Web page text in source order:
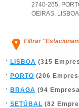
2740-265,
OEIRAS, LISBOA
Filtrar
LISBOA (315
PORTO (206
BRAGA (94
SETÚBAL (82